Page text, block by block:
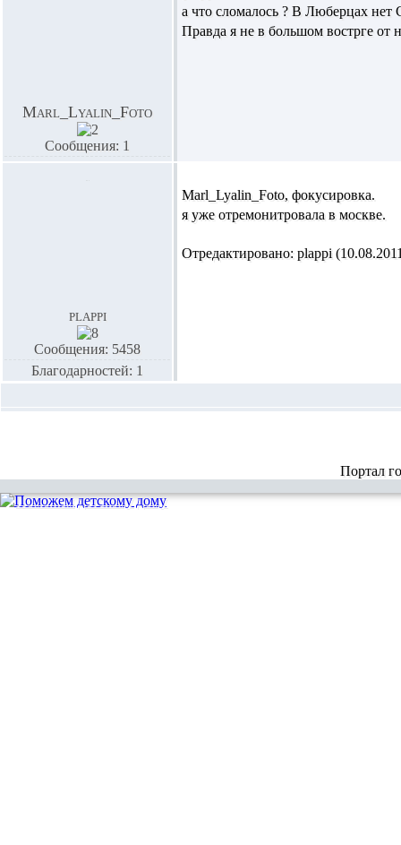
Marl_Lyalin_Foto
Сообщения: 1
а что сломалось ? В Люберцах
Правда я не в большом вострге от
plappi
Сообщения: 5458
Благодарностей: 1
Marl_Lyalin_Foto, фокусировка.
я уже отремонитровала в москве.
Отредактировано: plappi
Портал